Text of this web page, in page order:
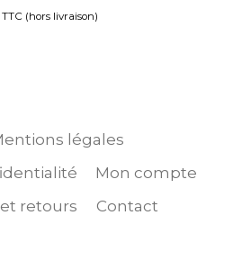
TTC (hors livraison)
légales
Mon compte
retours
Contact